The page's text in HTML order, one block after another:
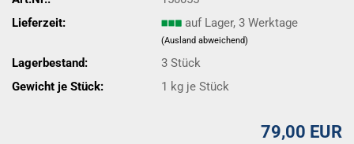
Lieferzeit:
auf Lager, 3 Werktage
(Ausland abweichend)
Lagerbestand: 3Stück
Gewicht je Stück:
1 kg je Stück
79,00 EUR